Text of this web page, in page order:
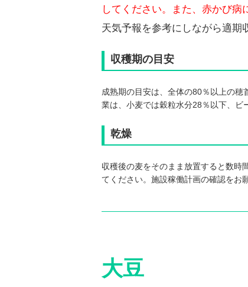
してください。また、赤かび病
天気予報を参考にしながら適期
収穫期の目安
成熟期の目安は、全体の80％以上の
業は、小麦では穀粒水分28％以下、ビ
乾燥
収穫後の麦をそのまま放置すると数時
てください。施設稼働計画の確認をお
大豆